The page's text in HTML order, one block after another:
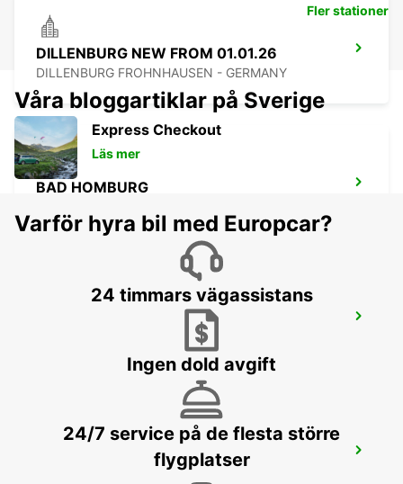
DILLENBURG NEW FROM 01.01.26
DILLENBURG FROHNHAUSEN - GERMANY
BAD HOMBURG
FRANKFURT AM MAIN - GERMANY
FRANKFURT BOCKENHEIM
FRANKFURT AM MAIN - GERMANY
Fler stationer
Våra bloggartiklar på Sverige
Express Checkout
Läs mer
Varför hyra bil med Europcar?
24 timmars vägassistans
Ingen dold avgift
24/7 service på de flesta större
flygplatser